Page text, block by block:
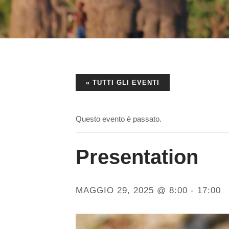
« TUTTI GLI EVENTI
Questo evento è passato.
Presentation
MAGGIO 29, 2025 @ 8:00 - 17:00